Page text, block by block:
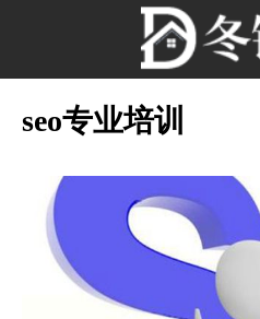
seo专业培训